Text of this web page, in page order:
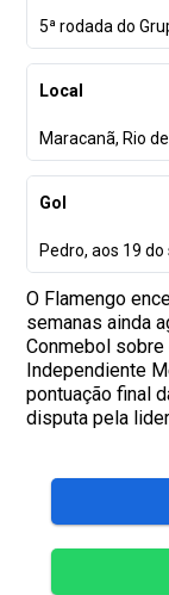
5ª rodada do
Local
Maracanã, Rio
Gol
Pedro, aos 19
O Flamengo
semanas ainda
Conmebol
Independiente
pontuação final
disputa pela